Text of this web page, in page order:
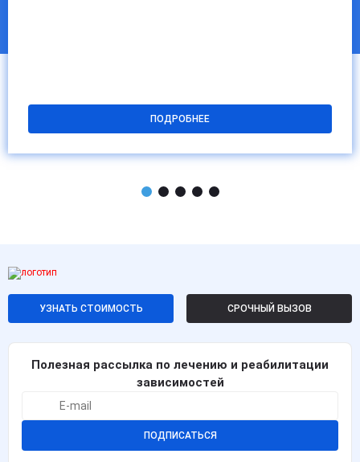
ПОДРОБНЕЕ
УЗНАТЬ СТОИМОСТЬ СРОЧНЫЙ ВЫЗОВ
Полезная рассылка по лечению и реабилитации
зависимостей
ПОДПИСАТЬСЯ